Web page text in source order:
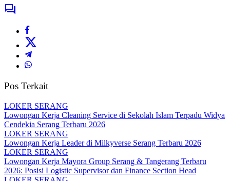
Pos Terkait
LOKER SERANG
Lowongan Kerja Cleaning Service di Sekolah Islam Terpadu Widya
Cendekia Serang Terbaru 2026
LOKER SERANG
Lowongan Kerja Leader di Milkyverse Serang Terbaru 2026
LOKER SERANG
Lowongan Kerja Mayora Group Serang & Tangerang Terbaru
2026: Posisi Logistic Supervisor dan Finance Section Head